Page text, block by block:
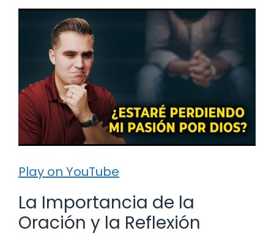
Play on YouTube
La Importancia de la
Oración y la Reflexión